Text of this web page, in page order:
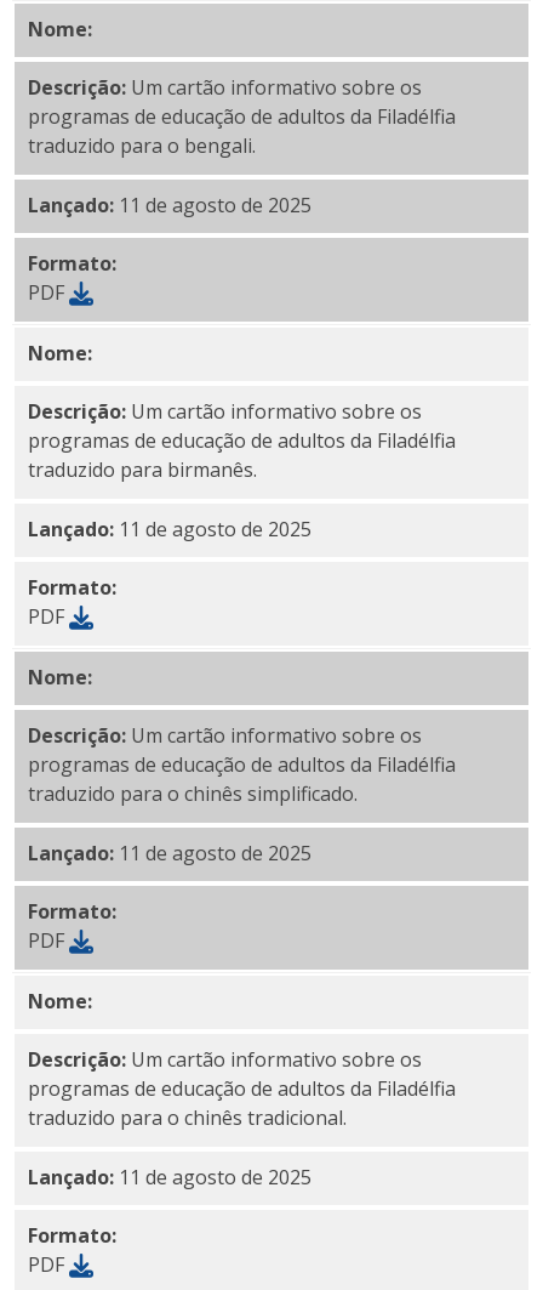
Nome:PDF em bengali
Descrição: Um cartão informativo sobre os
programas de educação de adultos da Filadélfia
traduzido para o bengali.
Lançado: 11 de agosto de 2025
Formato:
PDF
Nome:PDF birmanês
Descrição: Um cartão informativo sobre os
programas de educação de adultos da Filadélfia
traduzido para birmanês.
Lançado: 11 de agosto de 2025
Formato:
PDF
Nome:PDF simplificado em chinês
Descrição: Um cartão informativo sobre os
programas de educação de adultos da Filadélfia
traduzido para o chinês simplificado.
Lançado: 11 de agosto de 2025
Formato:
PDF
Nome:PDF chinês_tradicional
Descrição: Um cartão informativo sobre os
programas de educação de adultos da Filadélfia
traduzido para o chinês tradicional.
Lançado: 11 de agosto de 2025
Formato:
PDF